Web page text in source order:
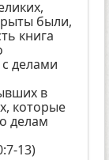
были,
книга
делами
в
которые
делам
13)